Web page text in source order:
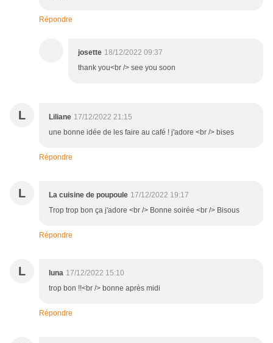
Répondre
josette 18/12/2022 09:37
thank you<br /> see you soon
L Liliane 17/12/2022 21:15
une bonne idée de les faire au café ! j'adore <br /> bises
Répondre
L La cuisine de poupoule 17/12/2022 19:17
Trop trop bon ça j'adore <br /> Bonne soirée <br /> Bisous
Répondre
L luna 17/12/2022 15:10
trop bon !!<br /> bonne après midi
Répondre